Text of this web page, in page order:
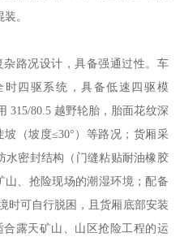
。​
路况设计，具备强通过性。车
四驱系统，具备低速四驱模
315/80.5 越野轮胎，胎面花纹深
（坡度≤30°）等路况；货厢采
水密封结构（门缝粘贴耐油橡胶
、抢险现场的潮湿环境；配备
时可自行脱困，且货厢底部安装
露天矿山、山区抢险工程的运